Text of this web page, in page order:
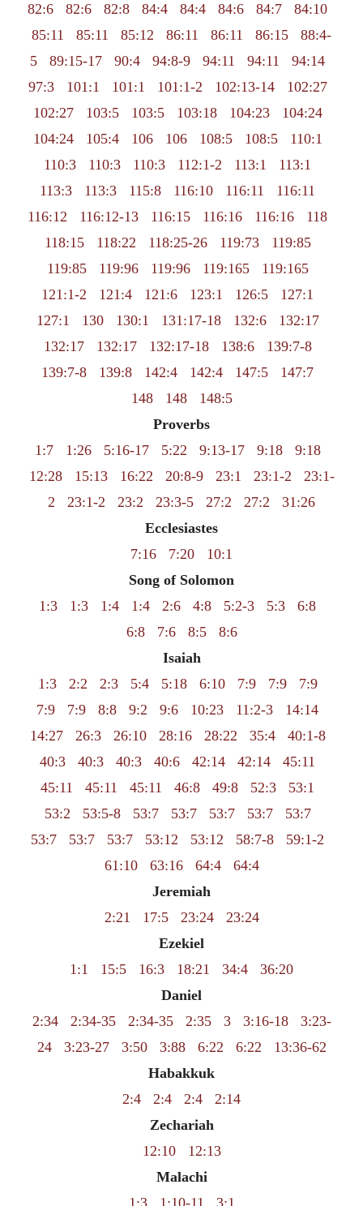
82:6
82:6 82:8 84:4 84:4 84:6 84:7
84:10
85:11
85:11 85:12 86:11 86:11 86:15
88:4-
5
89:15-17 90:4 94:8-9 94:11 94:11
94:14
97:3
101:1 101:1 101:1-2 102:13-14
102:27
102:27
103:5 103:5 103:18 104:23
104:24
104:24
105:4 106 106 108:5 108:5
110:1
110:3
110:3 110:3 112:1-2 113:1
113:1
113:3
113:3 115:8 116:10 116:11
116:11
116:12
116:12-13 116:15 116:16 116:16
118
118:15
118:22 118:25-26 119:73
119:85
119:85
119:96 119:96 119:165
119:165
121:1-2
121:4 121:6 123:1 126:5
127:1
127:1
130 130:1 131:17-18 132:6
132:17
132:17
132:17 132:17-18 138:6
139:7-8
139:7-8
139:8 142:4 142:4 147:5
147:7
148
148
148:5
Proverbs
1:7
1:26 5:16-17 5:22 9:13-17 9:18
9:18
12:28
15:13 16:22 20:8-9 23:1 23:1-2
23:1-
2
23:1-2 23:2 23:3-5 27:2 27:2
31:26
Ecclesiastes
7:16
7:20
10:1
Song of Solomon
1:3
1:3 1:4 1:4 2:6 4:8 5:2-3 5:3
6:8
6:8
7:6 8:5
8:6
Isaiah
1:3
2:2 2:3 5:4 5:18 6:10 7:9 7:9
7:9
7:9
7:9 8:8 9:2 9:6 10:23 11:2-3
14:14
14:27
26:3 26:10 28:16 28:22 35:4
40:1-8
40:3
40:3 40:3 40:6 42:14 42:14
45:11
45:11
45:11 45:11 46:8 49:8 52:3
53:1
53:2
53:5-8 53:7 53:7 53:7 53:7
53:7
53:7
53:7 53:7 53:12 53:12 58:7-8
59:1-2
61:10
63:16 64:4
64:4
Jeremiah
2:21
17:5 23:24
23:24
Ezekiel
1:1
15:5 16:3 18:21 34:4
36:20
Daniel
2:34
2:34-35 2:34-35 2:35 3 3:16-18
3:23-
24
3:23-27 3:50 3:88 6:22 6:22
13:36-62
Habakkuk
2:4
2:4 2:4
2:14
Zechariah
12:10
12:13
Malachi
1:3
1:10-11 3:1